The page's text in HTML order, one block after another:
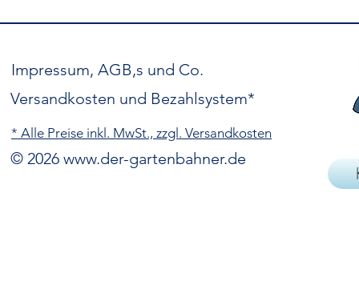
Impressum, AGB,s und Co.
Versandkosten und Bezahlsystem*
* Alle Preise inkl. MwSt., zzgl. Versandkosten
© 2026 www.der-gartenbahner.de